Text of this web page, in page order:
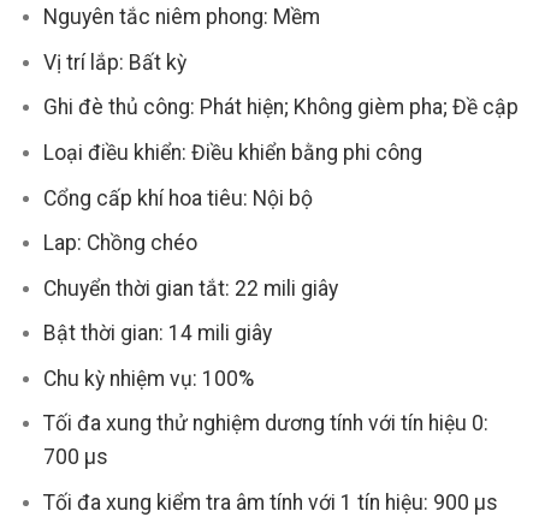
Nguyên tắc niêm phong: Mềm
Vị trí lắp: Bất kỳ
Ghi đè thủ công: Phát hiện; Không gièm pha; Đề cập
Loại điều khiển: Điều khiển bằng phi công
Cổng cấp khí hoa tiêu: Nội bộ
Lap: Chồng chéo
Chuyển thời gian tắt: 22 mili giây
Bật thời gian: 14 mili giây
Chu kỳ nhiệm vụ: 100%
Tối đa xung thử nghiệm dương tính với tín hiệu 0:
700 µs
Tối đa xung kiểm tra âm tính với 1 tín hiệu: 900 µs